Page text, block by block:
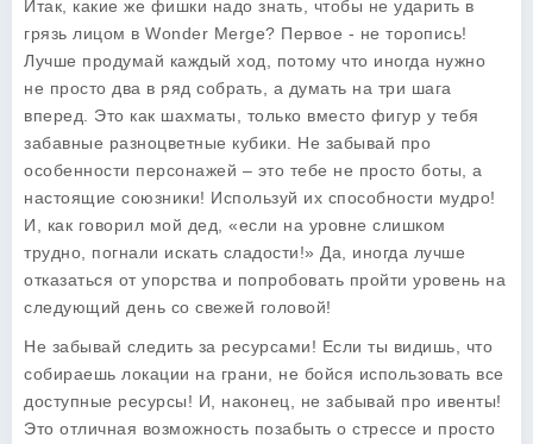
Итак, какие же фишки надо знать, чтобы не ударить в
грязь лицом в Wonder Merge? Первое - не торопись!
Лучше продумай каждый ход, потому что иногда нужно
не просто два в ряд собрать, а думать на три шага
вперед. Это как шахматы, только вместо фигур у тебя
забавные разноцветные кубики. Не забывай про
особенности персонажей – это тебе не просто боты, а
настоящие союзники! Используй их способности мудро!
И, как говорил мой дед, «если на уровне слишком
трудно, погнали искать сладости!» Да, иногда лучше
отказаться от упорства и попробовать пройти уровень на
следующий день со свежей головой!
Не забывай следить за ресурсами! Если ты видишь, что
собираешь локации на грани, не бойся использовать все
доступные ресурсы! И, наконец, не забывай про ивенты!
Это отличная возможность позабыть о стрессе и просто